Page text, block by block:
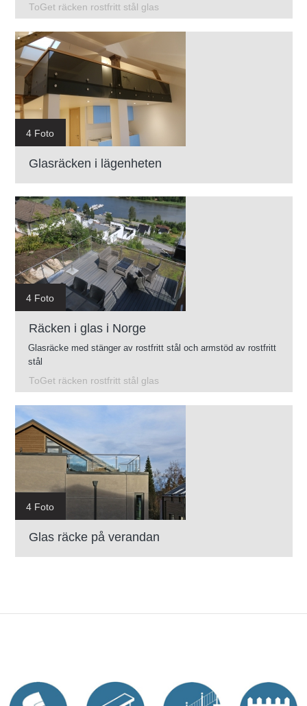
ToGet räcken rostfritt stål glas
4 Foto
Glasräcken i lägenheten
4 Foto
Räcken i glas i Norge
Glasräcke med stänger av rostfritt stål och armstöd av rostfritt
stål
ToGet räcken rostfritt stål glas
4 Foto
Glas räcke på verandan